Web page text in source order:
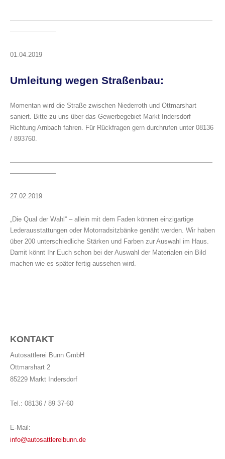
———————————————————————————————
———————
01.04.2019
Umleitung wegen Straßenbau:
Momentan wird die Straße zwischen Niederroth und Ottmarshart
saniert. Bitte zu uns über das Gewerbegebiet Markt Indersdorf
Richtung Arnbach fahren. Für Rückfragen gern durchrufen unter 08136
/ 893760.
———————————————————————————————
———————
27.02.2019
„Die Qual der Wahl“ – allein mit dem Faden können einzigartige
Lederausstattungen oder Motorradsitzbänke genäht werden. Wir haben
über 200 unterschiedliche Stärken und Farben zur Auswahl im Haus.
Damit könnt Ihr Euch schon bei der Auswahl der Materialen ein Bild
machen wie es später fertig aussehen wird.
KONTAKT
Autosattlerei Bunn GmbH
Ottmarshart 2
85229 Markt Indersdorf
Tel.: 08136 / 89 37-60
E-Mail:
info@autosattlereibunn.de